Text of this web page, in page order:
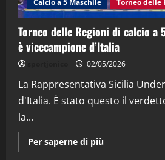
4 15/04/2026
"SportEmpire" in
“SportEmpire” in
08/04/2026
Calcio a 5 Maschile Torneo delle
Torneo delle Regioni di calcio a
è vicecampione d’Italia
02/05/2026
La Rappresentativa Sicilia
d'Italia. È stato questo il
la...
Per saperne di più
informazioni